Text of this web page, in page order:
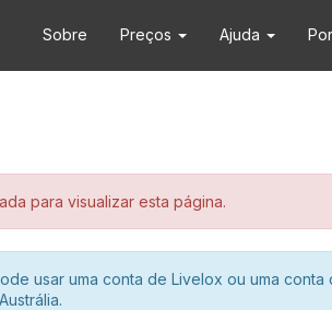
Sobre Preços Ajuda
para visualizar esta página.
usar uma conta de Livelox ou uma conta